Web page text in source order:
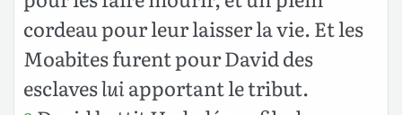
cordeau pour leur laisser la vie. Et les
Moabites furent pour David des
esclavesluiapportant le tribut.